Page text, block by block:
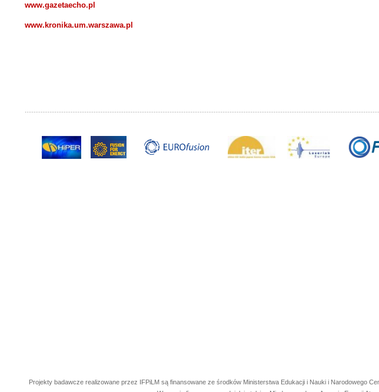
www.gazetaecho.pl
www.kronika.um.warszawa.pl
Projekty badawcze realizowane przez IFPiLM są finansowane ze środków Ministerstwa Edukacji i Nauki i Narodowego